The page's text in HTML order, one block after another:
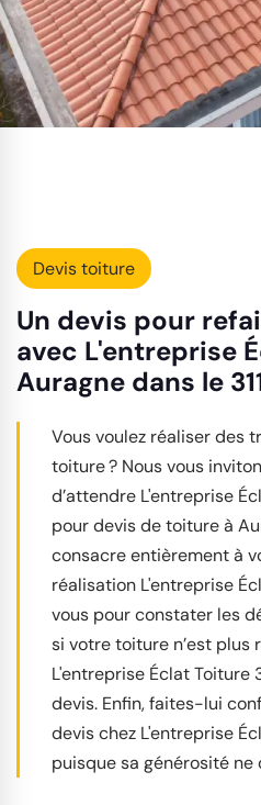
Devis toiture
Un devis pour
avec L'entreprise
Auragne dans le
Vous voulez réaliser des
toiture ? Nous vous
d’attendre L'entreprise
pour devis de toiture à
consacre entièrement à
réalisation L'entreprise
vous pour constater les
si votre toiture n’est plus
L'entreprise Éclat Toiture
devis. Enfin, faites-lui
devis chez L'entreprise
puisque sa générosité